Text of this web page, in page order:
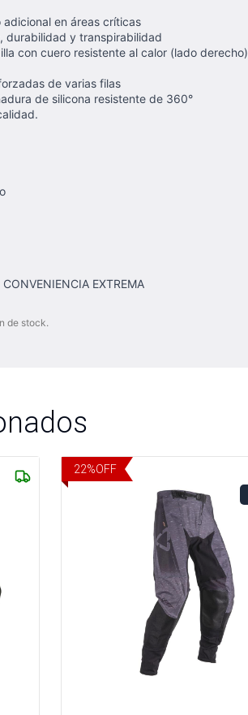
en áreas críticas
durabilidad y transpirabilidad
con cuero resistente al calor (lado derecho)
de varias filas
de silicona resistente de 360°
EXTREMA
de stock.
22%OFF